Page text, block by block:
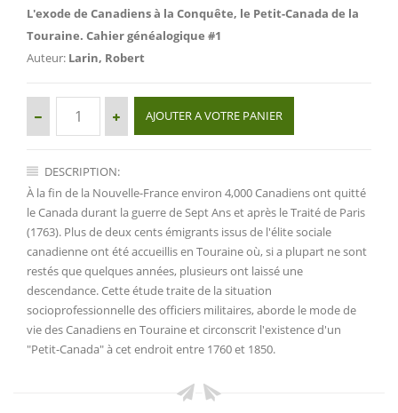
L'exode de Canadiens à la Conquête, le Petit-Canada de la
Touraine. Cahier généalogique #1
Auteur: Larin, Robert
DESCRIPTION:
À la fin de la Nouvelle-France environ 4,000 Canadiens ont quitté
le Canada durant la guerre de Sept Ans et après le Traité de Paris
(1763). Plus de deux cents émigrants issus de l'élite sociale
canadienne ont été accueillis en Touraine où, si a plupart ne sont
restés que quelques années, plusieurs ont laissé une
descendance. Cette étude traite de la situation
socioprofessionnelle des officiers militaires, aborde le mode de
vie des Canadiens en Touraine et circonscrit l'existence d'un
"Petit-Canada" à cet endroit entre 1760 et 1850.